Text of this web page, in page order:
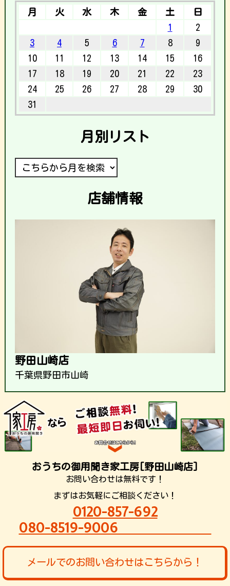
月 火 水 木 金 土
日
1
2
3
4 5 6 7 8
9
10
11 12 13 14 15
16
17
18 19 20 21 22
23
24
25 26 27 28 29
30
31
月別リスト
店舗情報
野田山崎店
千葉県野田市山崎
おうちの御用聞き家工房[野田山崎店]
お問い合わせは無料です！
まずはお気軽にご相談ください！
0120-857-692
080-8519-9006
メールでのお問い合わせはこちらから！